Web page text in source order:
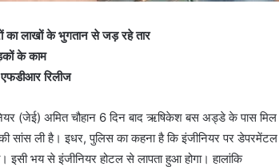
का लाखों के भुगतान से जड़ रहे तार
के काम
रिलीज
(जेई) अमित चौहान 6 दिन बाद ऋषिकेश बस अड्डे के पास मिल
सांस ली है। इधर, पुलिस का कहना है कि इंजीनियर पर डेपरमेंटल
इसी भय से इंजीनियर होटल से लापता हुआ होगा। हालांकि